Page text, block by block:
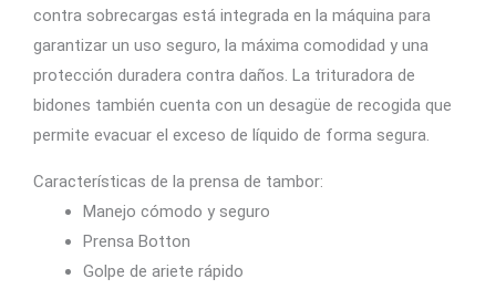
contra sobrecargas está integrada en la máquina para
garantizar un uso seguro, la máxima comodidad y una
protección duradera contra daños. La trituradora de
bidones también cuenta con un desagüe de recogida que
permite evacuar el exceso de líquido de forma segura.
Características de la prensa de tambor:
Manejo cómodo y seguro
Prensa Botton
Golpe de ariete rápido